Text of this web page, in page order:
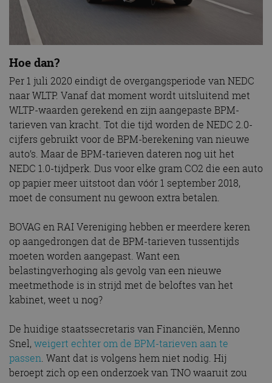
Hoe dan?
Per 1 juli 2020 eindigt de overgangsperiode van NEDC
naar WLTP. Vanaf dat moment wordt uitsluitend met
WLTP-waarden gerekend en zijn aangepaste BPM-
tarieven van kracht. Tot die tijd worden de NEDC 2.0-
cijfers gebruikt voor de BPM-berekening van nieuwe
auto’s. Maar de BPM-tarieven dateren nog uit het
NEDC 1.0-tijdperk. Dus voor elke gram CO2 die een auto
op papier meer uitstoot dan vóór 1 september 2018,
moet de consument nu gewoon extra betalen.
BOVAG en RAI Vereniging hebben er meerdere keren
op aangedrongen dat de BPM-tarieven tussentijds
moeten worden aangepast. Want een
belastingverhoging als gevolg van een nieuwe
meetmethode is in strijd met de beloftes van het
kabinet, weet u nog?
De huidige staatssecretaris van Financiën, Menno
Snel, weigert echter om de BPM-tarieven aan te
passen. Want dat is volgens hem niet nodig. Hij
beroept zich op een onderzoek van TNO waaruit zou